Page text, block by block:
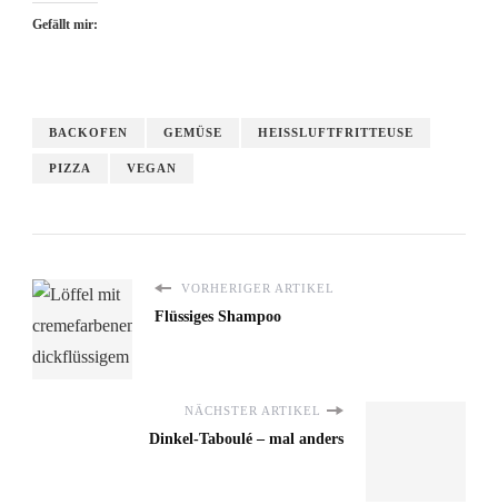
Gefällt mir:
BACKOFEN GEMÜSE HEISSLUFTFRITTEUSE
PIZZA VEGAN
VORHERIGER ARTIKEL
Flüssiges Shampoo
NÄCHSTER ARTIKEL
Dinkel-Taboulé – mal anders